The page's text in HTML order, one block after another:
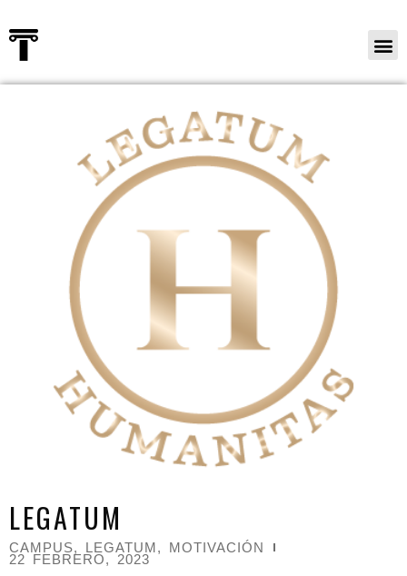
LEGATUM
CAMPUS, LEGATUM, MOTIVACIÓN
22 FEBRERO, 2023